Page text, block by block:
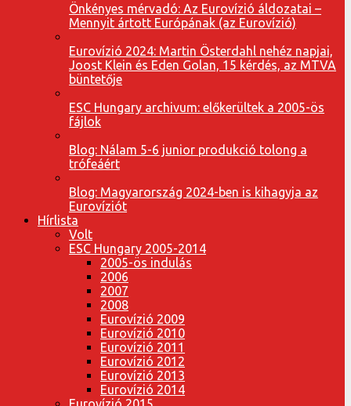
Önkényes mérvadó: Az Eurovízió áldozatai –
Mennyit ártott Európának (az Eurovízió)
Eurovízió 2024: Martin Österdahl nehéz napjai,
Joost Klein és Eden Golan, 15 kérdés, az MTVA
büntetője
ESC Hungary archivum: előkerültek a 2005-ös
fájlok
Blog: Nálam 5-6 junior produkció tolong a
trófeáért
Blog: Magyarország 2024-ben is kihagyja az
Eurovíziót
Hírlista
Volt
ESC Hungary 2005-2014
2005-ös indulás
2006
2007
2008
Eurovízió 2009
Eurovízió 2010
Eurovízió 2011
Eurovízió 2012
Eurovízió 2013
Eurovízió 2014